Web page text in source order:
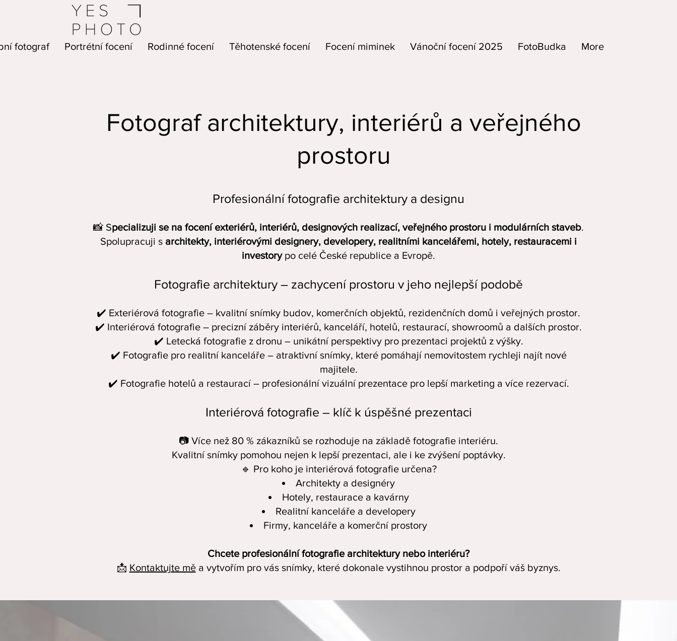
fotograf Portrétní focení Rodinné focení Těhotenské focení Focení miminek Vánoční focení 2025 FotoBudka More
Fotograf architektury, interiérů a veřejného
prostoru
Profesionální fotografie architektury a designu
📸 Specializuji se na focení exteriérů, interiérů, designových realizací, veřejného prostoru i modulárních staveb.
Spolupracuji s architekty, interiérovými designery, developery, realitními kancelářemi, hotely, restauracemi i
investorypo celé České republice a Evropě.
Fotografie architektury – zachycení prostoru v jeho nejlepší podobě
✔️ Exteriérová fotografie – kvalitní snímky budov, komerčních objektů, rezidenčních domů i veřejných prostor.
✔️ Interiérová fotografie – precizní záběry interiérů, kanceláří, hotelů, restaurací, showroomů a dalších prostor.
✔️ Letecká fotografie z dronu – unikátní perspektivy pro prezentaci projektů z výšky.
✔️ Fotografie pro realitní kanceláře – atraktivní snímky, které pomáhají nemovitostem rychleji najít nové
majitele.
✔️ Fotografie hotelů a restaurací – profesionální vizuální prezentace pro lepší marketing a více rezervací.
Interiérová fotografie – klíč k úspěšné prezentaci
📷 Více než 80 % zákazníků se rozhoduje na základě fotografie interiéru.
Kvalitní snímky pomohou nejen k lepší prezentaci, ale i ke zvýšení poptávky.
🔹 Pro koho je interiérová fotografie určena?
Architekty a designéry
Hotely, restaurace a kavárny
Realitní kanceláře a developery
Firmy, kanceláře a komerční prostory
Chcete profesionální fotografie architektury nebo interiéru?
📩 Kontaktujte měa vytvořím pro vás snímky, které dokonale vystihnou prostor a podpoří váš byznys.